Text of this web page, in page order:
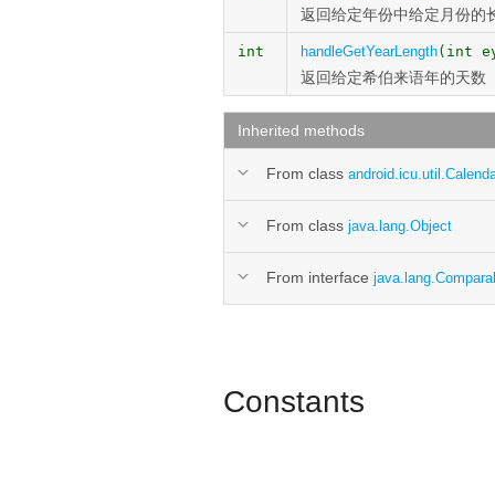
返回给定年份中给定月份的
int handleGetYearLength(int
返回给定希伯来语年的天数
Inherited methods
From class
From class java.lang.Object
From interface
Constants